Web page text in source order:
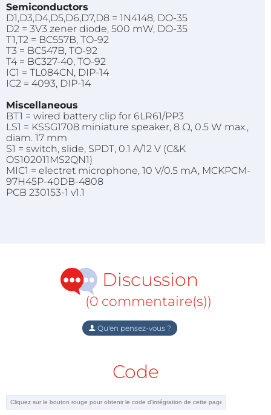
Semiconductors
D1,D3,D4,D5,D6,D7,D8 = 1N4148, DO-35
D2 = 3V3 zener diode, 500 mW, DO-35
T1,T2 = BC557B, TO-92
T3 = BC547B, TO-92
T4 = BC327-40, TO-92
IC1 = TL084CN, DIP-14
IC2 = 4093, DIP-14
Miscellaneous
BT1 = wired battery clip for 6LR61/PP3
LS1 = KSSG1708 miniature speaker, 8 Ω, 0.5 W max.,
diam. 17 mm
S1 = switch, slide, SPDT, 0.1 A/12 V (C&K
OS102011MS2QN1)
MIC1 = electret microphone, 10 V/0.5 mA, MCKPCM-
97H45P-40DB-4808
PCB 230153-1 v1.1
Discussion
(0 commentaire(s))
Qu'en pensez-vous ?
Code